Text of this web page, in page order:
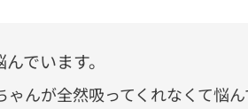
でいます。
んが全然吸ってくれなくて悩